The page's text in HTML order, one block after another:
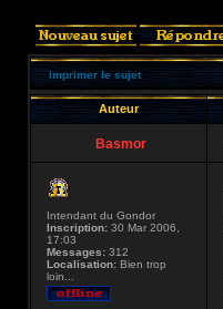
Imprimer le sujet
Auteur
Basmor
Intendant du Gondor
Inscription: 30 Mar 2006,
17:03
Messages: 312
Localisation: Bien trop
loin...